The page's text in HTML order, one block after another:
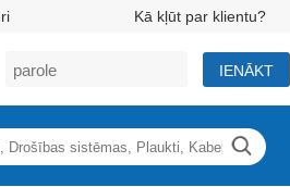
Kā kļūt par klientu?
IENĀKT